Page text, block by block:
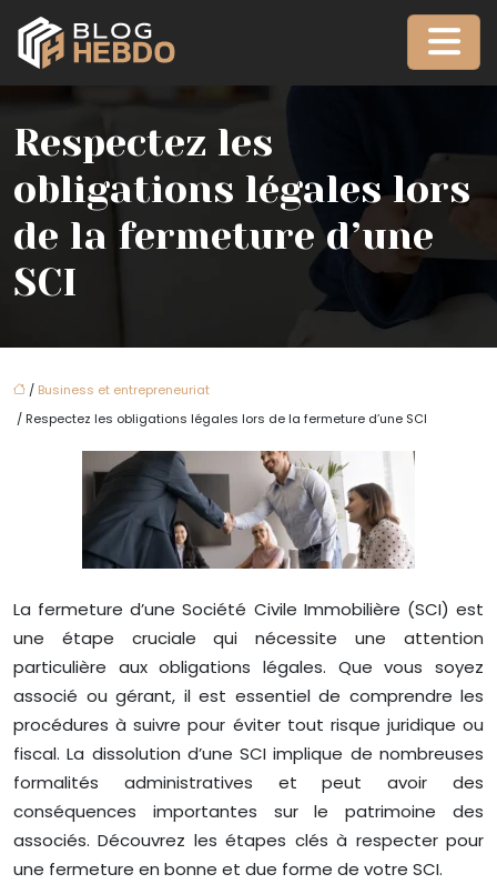
Respectez les
obligations légales lors
de la fermeture d’une
SCI
/ Business et entrepreneuriat
/ Respectez les obligations légales lors de la fermeture d’une SCI
La fermeture d’une Société Civile Immobilière (SCI) est
une étape cruciale qui nécessite une attention
particulière aux obligations légales. Que vous soyez
associé ou gérant, il est essentiel de comprendre les
procédures à suivre pour éviter tout risque juridique ou
fiscal. La dissolution d’une SCI implique de nombreuses
formalités administratives et peut avoir des
conséquences importantes sur le patrimoine des
associés. Découvrez les étapes clés à respecter pour
une fermeture en bonne et due forme de votre SCI.